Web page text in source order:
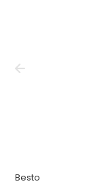
Besto